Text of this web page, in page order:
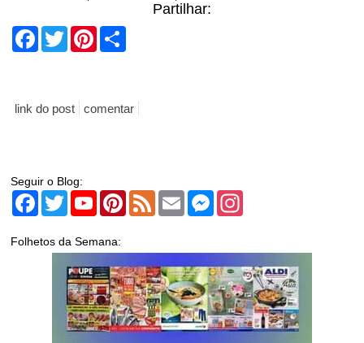
Partilhar:
Facebook
TwitterPinterest
link do post comentar
Seguir o Blog:
Facebook
TwitterYouTubePinterest
Feed Email Messenger
Folhetos da Semana: